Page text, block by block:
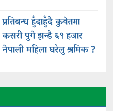
प्रतिबन्ध हुँदाहुँदै कुवेतमा
कसरी पुगे झन्डै ६९ हजार
नेपाली महिला घरेलु श्रमिक ?